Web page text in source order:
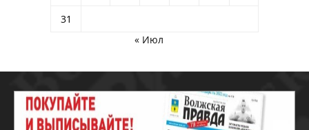
31
« Июл